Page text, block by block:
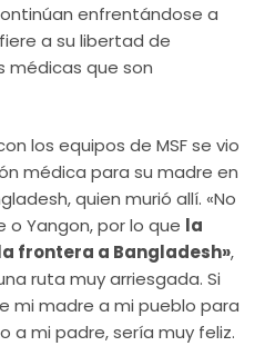
enfrentándose a
a su libertad de
médicas que son
los equipos de MSF se vio
médica para su madre en
quien murió allí. «No
Yangon, por lo que la
frontera a Bangladesh»,
ruta muy arriesgada. Si
mi madre a mi pueblo para
a mi padre, sería muy feliz.